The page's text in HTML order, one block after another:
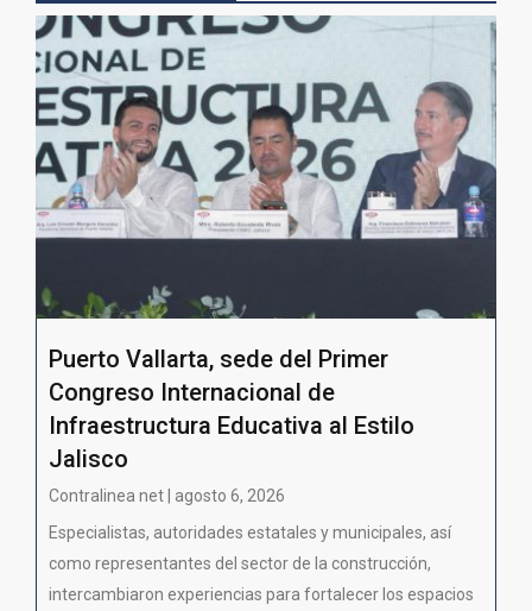
Puerto Vallarta, sede del Primer
Congreso Internacional de
Infraestructura Educativa al Estilo
Jalisco
Contralinea net | agosto 6, 2026
Especialistas, autoridades estatales y municipales, así
como representantes del sector de la construcción,
intercambiaron experiencias para fortalecer los espacios